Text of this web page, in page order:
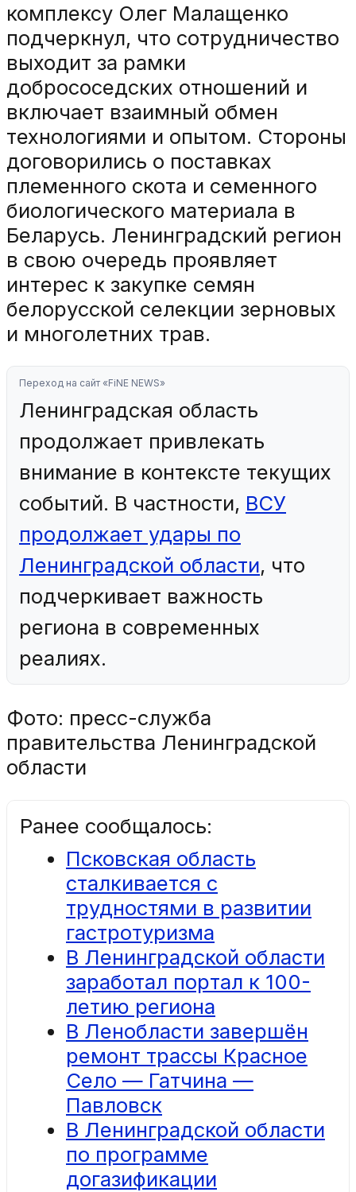
комплексу Олег Малащенко
подчеркнул, что сотрудничество
выходит за рамки
добрососедских отношений и
включает взаимный обмен
технологиями и опытом. Стороны
договорились о поставках
племенного скота и семенного
биологического материала в
Беларусь. Ленинградский регион
в свою очередь проявляет
интерес к закупке семян
белорусской селекции зерновых
и многолетних трав.
Переход на сайт «FiNE NEWS»
Ленинградская область
продолжает привлекать
внимание в контексте текущих
событий. В частности, ВСУ
продолжает удары по
Ленинградской области, что
подчеркивает важность
региона в современных
реалиях.
Фото: пресс-служба
правительства Ленинградской
области
Ранее сообщалось:
Псковская область
сталкивается с
трудностями в развитии
гастротуризма
В Ленинградской области
заработал портал к 100-
летию региона
В Ленобласти завершён
ремонт трассы Красное
Село — Гатчина —
Павловск
В Ленинградской области
по программе
догазификации